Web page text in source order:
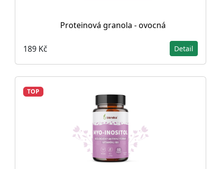
Proteinová granola - ovocná
189 Kč Detail
TOP